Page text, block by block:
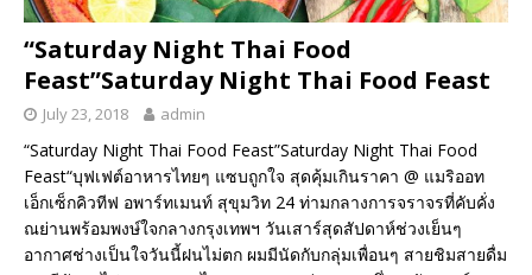
“Saturday Night Thai Food
Feast”Saturday Night Thai Food Feast
July 23, 2018 admin
“Saturday Night Thai Food Feast”Saturday Night Thai Food
Feast“บุฟเฟต์อาหารไทยๆ แซบถูกใจ สุดคุ้มเกินราคา @ แมริออท
เอ็กเซ็กคิวทีฟ อพาร์ทเมนท์ สุขุมวิท 24 ท่ามกลางการจราจรที่คับคั่ง
ณย่านพร้อมพงษ์ใจกลางกรุงเทพฯ วันเสาร์สุดสัปดาห์ช่วงเย็นๆ
อากาศช่างเป็นใจวันนี้ฝนไม่ตก ผมมีนัดกับกลุ่มเพื่อนๆ สายชิมสายดื่ม